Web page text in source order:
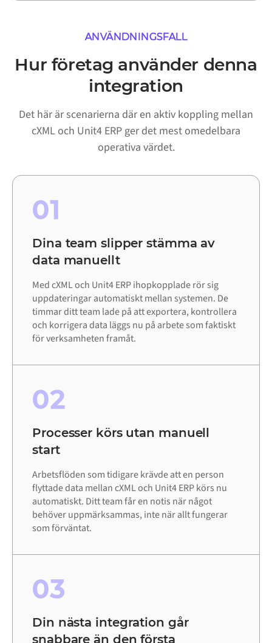
ANVÄNDNINGSFALL
Hur företag använder denna
integration
Det här är scenarierna där en aktiv koppling mellan
cXML och Unit4 ERP ger det mest omedelbara
operativa värdet.
01
Dina team slipper stämma av
data manuellt
Med cXML och Unit4 ERP ihopkopplade rör sig
uppdateringar automatiskt mellan systemen. De
timmar ditt team lade på att exportera, kontrollera
och korrigera data läggs nu på arbete som faktiskt
för verksamheten framåt.
02
Processer körs utan manuell
start
Arbetsflöden som tidigare krävde att en person
flyttade data mellan cXML och Unit4 ERP körs nu
automatiskt. Ditt team får en notis när något
behöver uppmärksammas, inte när allt fungerar
som förväntat.
03
Din nästa integration går
snabbare än den första